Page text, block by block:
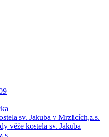
sv. Jakuba v Mrzlicích,z.s.
věže kostela sv. Jakuba